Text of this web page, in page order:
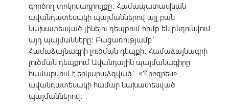
գործող տոկոսադրույքը: Համապատասխան
ավանդատեսակի պայմաններով այլ բան
նախատեսված լինելու դեպքում հիմք են ընդունվում
այդ պայմանները: Բացառությամբ`
Համաձայնագրի լուծման դեպքի: Համաձայնագրի
լուծման դեպքում Ավանդային պայմանագիրը
համարվում է երկարաձգված` «Պրոգրես»
ավանդատեսակի համար նախատեսված
պայմաններով: